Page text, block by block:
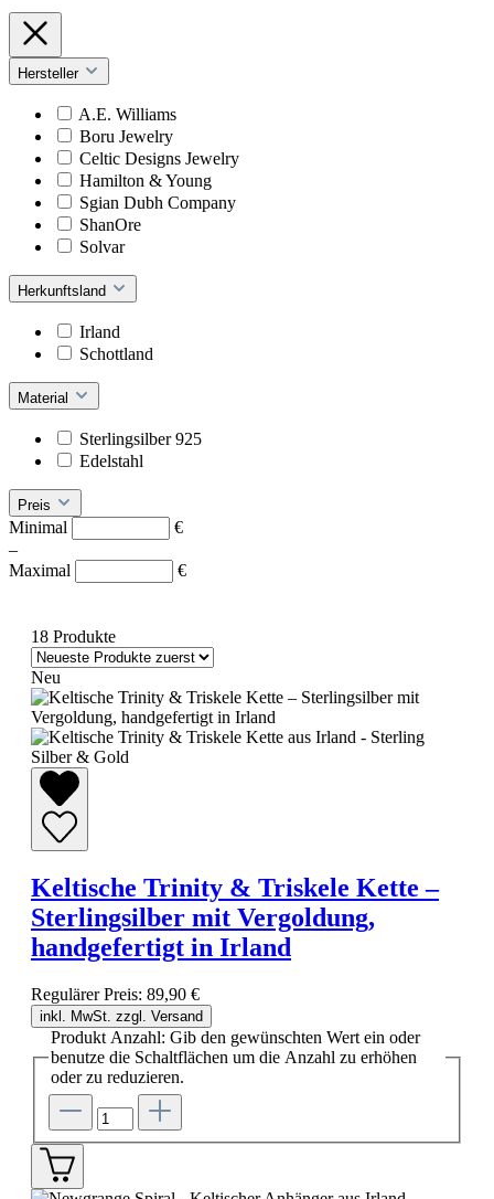
Hersteller
A.E. Williams
Boru Jewelry
Celtic Designs Jewelry
Hamilton & Young
Sgian Dubh Company
ShanOre
Solvar
Herkunftsland
Irland
Schottland
Material
Sterlingsilber 925
Edelstahl
Preis
Minimal
€
–
Maximal
€
18 Produkte
Neu
Keltische Trinity & Triskele Kette –
Sterlingsilber mit Vergoldung,
handgefertigt in Irland
Regulärer Preis: 89,90 €
inkl. MwSt. zzgl. Versand
Produkt Anzahl: Gib den gewünschten Wert ein oder
benutze die Schaltflächen um die Anzahl zu erhöhen
oder zu reduzieren.